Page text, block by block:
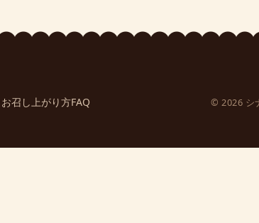
お召し上がり方FAQ © 2026 シ